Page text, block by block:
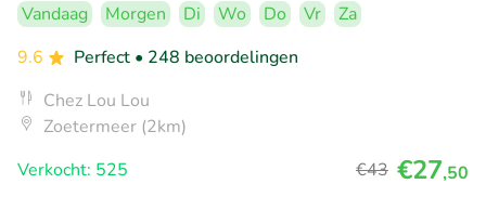
Vandaag Morgen Di Wo Do Vr
Za
9.6
Perfect • 248 beoordelingen
Chez Lou Lou
Zoetermeer (2km)
Verkocht: 525
€43 €27,50